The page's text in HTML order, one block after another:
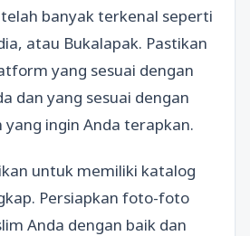
banyak terkenal seperti
atau Bukalapak. Pastikan
yang sesuai dengan
dan yang sesuai dengan
ingin Anda terapkan.
untuk memiliki katalog
Persiapkan foto-foto
Anda dengan baik dan